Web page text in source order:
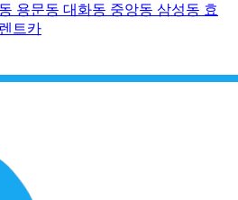
용문동 대화동 중앙동 삼성동 효
트카